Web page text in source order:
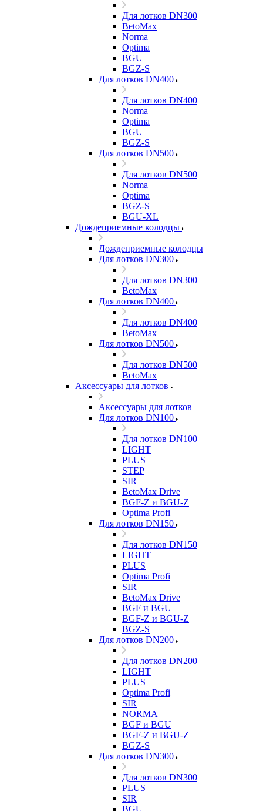
Для лотков DN300
BetoMax
Norma
Optima
BGU
BGZ-S
Для лотков DN400
Для лотков DN400
Norma
Optima
BGU
BGZ-S
Для лотков DN500
Для лотков DN500
Norma
Optima
BGZ-S
BGU-XL
Дождеприемные колодцы
Дождеприемные колодцы
Для лотков DN300
Для лотков DN300
BetoMax
Для лотков DN400
Для лотков DN400
BetoMax
Для лотков DN500
Для лотков DN500
BetoMax
Аксессуары для лотков
Аксессуары для лотков
Для лотков DN100
Для лотков DN100
LIGHT
PLUS
STEP
SIR
BetoMax Drive
BGF-Z и BGU-Z
Optima Profi
Для лотков DN150
Для лотков DN150
LIGHT
PLUS
Optima Profi
SIR
BetoMax Drive
BGF и BGU
BGF-Z и BGU-Z
BGZ-S
Для лотков DN200
Для лотков DN200
LIGHT
PLUS
Optima Profi
SIR
NORMA
BGF и BGU
BGF-Z и BGU-Z
BGZ-S
Для лотков DN300
Для лотков DN300
PLUS
SIR
BGU